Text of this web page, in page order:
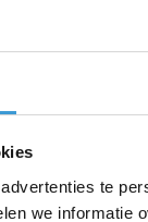
te
we informatie